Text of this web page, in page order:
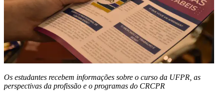
Os estudantes recebem informações sobre o curso da UFPR, as
perspectivas da profissão e o programas do CRCPR